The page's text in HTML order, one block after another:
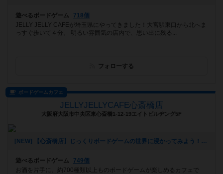
遊べるボードゲーム
718個
JELLY JELLY CAFEが埼玉県にやってきました！大宮駅東口から北へま
っすぐ歩いて４分。 明るい雰囲気の店内で、思い出に残る...
フォローする
ボードゲームカフェ
JELLYJELLYCAFE心斎橋店
大阪府大阪市中央区東心斎橋1-12-19エイトビルヂング5F
[NEW] 【心斎橋店】じっくりボードゲームの世界に浸かってみよう！平日重ゲー会【テラフォーミング・マーズ】（2024年08月28日 13時22分）
遊べるボードゲーム
749個
お酒を片手に、約700種類以上ものボードゲームが楽しめるカフェで